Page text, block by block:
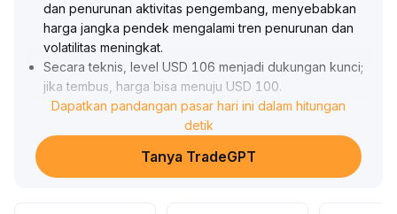
dan penurunan aktivitas pengembang, menyebabkan
harga jangka pendek mengalami tren penurunan dan
volatilitas meningkat.
Secara teknis, level USD 106 menjadi dukungan kunci;
jika tembus, harga bisa menuju USD 100.
Dalam jangka menengah-panjang, perlu memantau
perbaikan risiko proyek dan pemulihan inovasi
ekosistem
Jika audit keamanan selesai dan volume transaksi
Dapatkan pandangan pasar hari ini dalam hitungan
detik
Tanya TradeGPT